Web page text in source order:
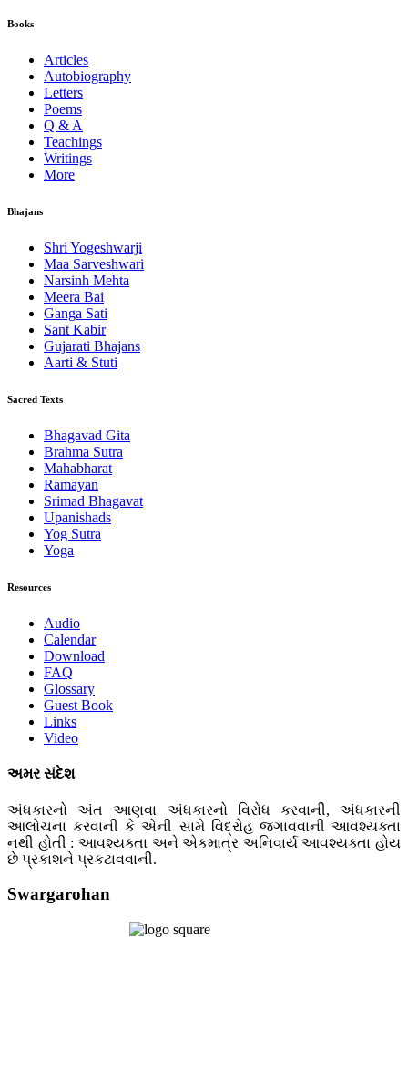
Books
Articles
Autobiography
Letters
Poems
Q & A
Teachings
Writings
More
Bhajans
Shri Yogeshwarji
Maa Sarveshwari
Narsinh Mehta
Meera Bai
Ganga Sati
Sant Kabir
Gujarati Bhajans
Aarti & Stuti
Sacred Texts
Bhagavad Gita
Brahma Sutra
Mahabharat
Ramayan
Srimad Bhagavat
Upanishads
Yog Sutra
Yoga
Resources
Audio
Calendar
Download
FAQ
Glossary
Guest Book
Links
Video
અમર સંદેશ
અંધકારનો અંત આણવા અંધકારનો વિરોધ કરવાની, અંધકારની
આલોચના કરવાની કે એની સામે વિદ્રોહ જગાવવાની આવશ્યક્તા
નથી હોતી : આવશ્યક્તા અને એકમાત્ર અનિવાર્ય આવશ્યક્તા હોય
છે પ્રકાશને પ્રકટાવવાની.
Swargarohan